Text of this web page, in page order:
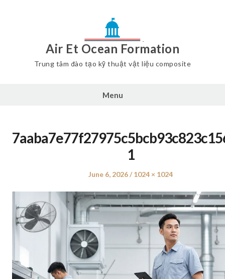
Air Et Ocean Formation
Trung tâm đào tạo kỹ thuật vật liệu composite
Menu
1
Posted
June 6, 2026
Full
1024 × 1024